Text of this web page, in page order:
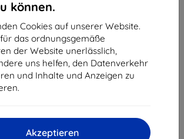
können.
Cookies auf unserer Website.
das ordnungsgemäße
der Website unerlässlich,
uns helfen, den Datenverkehr
und Inhalte und Anzeigen zu
Akzeptieren
3750/2A
46701494